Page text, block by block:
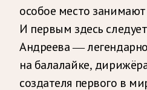
особое место
И первым здесь
Андреева —
на балалайке,
создателя первого в